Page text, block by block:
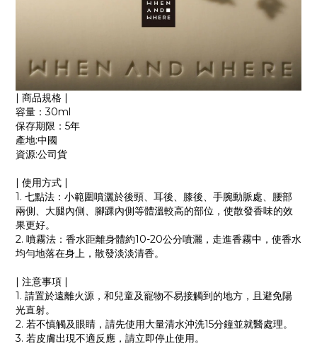
| 商品規格 |
容量：30ml
保存期限：5年
產地:中國
資源:公司貨
| 使用方式 |
1. 七點法：小範圍噴灑於後頸、耳後、膝後、手腕動脈處、腰部
兩側、大腿內側、腳踝內側等體溫較高的部位，使散發香味的效
果更好。
2. 噴霧法：香水距離身體約10-20公分噴灑，走進香霧中，使香水
均勻地落在身上，散發淡淡清香。
| 注意事項 |
1. 請置於遠離火源，和兒童及寵物不易接觸到的地方，且避免陽
光直射。
2. 若不慎觸及眼睛，請先使用大量清水沖洗15分鐘並就醫處理。
3. 若皮膚出現不適反應，請立即停止使用。